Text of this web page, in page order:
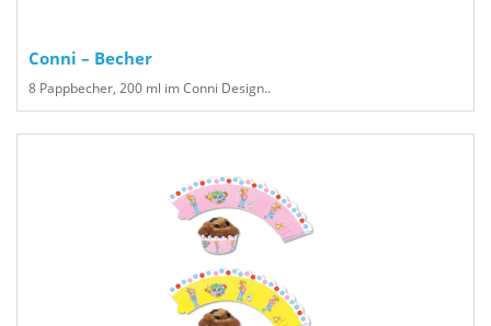
Conni – Becher
8 Pappbecher, 200 ml im Conni Design..